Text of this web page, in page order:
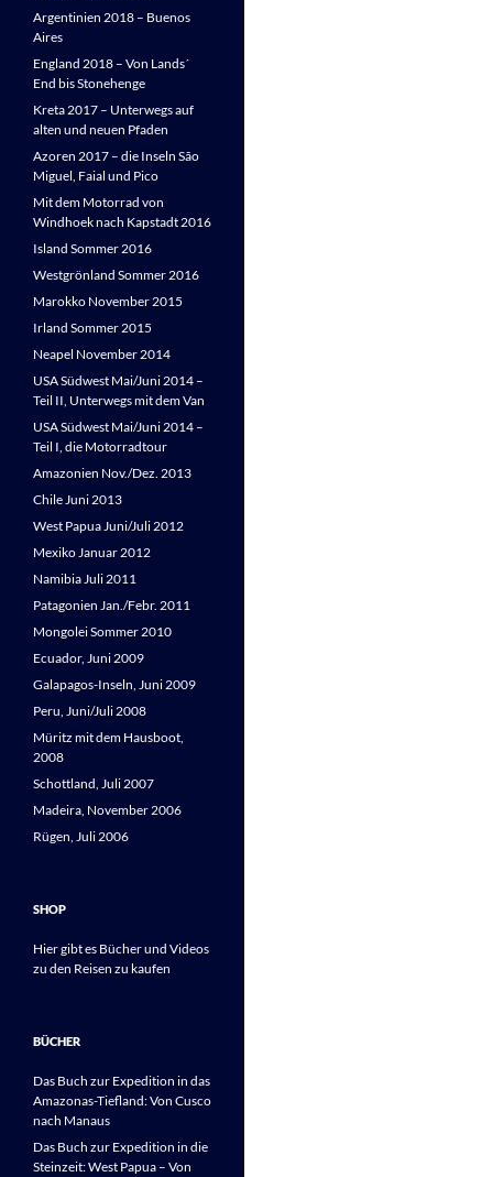
Argentinien 2018 – Buenos
Aires
England 2018 – Von Lands´
End bis Stonehenge
Kreta 2017 – Unterwegs auf
alten und neuen Pfaden
Azoren 2017 – die Inseln São
Miguel, Faial und Pico
Mit dem Motorrad von
Windhoek nach Kapstadt 2016
Island Sommer 2016
Westgrönland Sommer 2016
Marokko November 2015
Irland Sommer 2015
Neapel November 2014
USA Südwest Mai/Juni 2014 –
Teil II, Unterwegs mit dem Van
USA Südwest Mai/Juni 2014 –
Teil I, die Motorradtour
Amazonien Nov./Dez. 2013
Chile Juni 2013
West Papua Juni/Juli 2012
Mexiko Januar 2012
Namibia Juli 2011
Patagonien Jan./Febr. 2011
Mongolei Sommer 2010
Ecuador, Juni 2009
Galapagos-Inseln, Juni 2009
Peru, Juni/Juli 2008
Müritz mit dem Hausboot,
2008
Schottland, Juli 2007
Madeira, November 2006
Rügen, Juli 2006
SHOP
Hier gibt es Bücher und Videos
zu den Reisen zu kaufen
BÜCHER
Das Buch zur Expedition in das
Amazonas-Tiefland: Von Cusco
nach Manaus
Das Buch zur Expedition in die
Steinzeit: West Papua – Von